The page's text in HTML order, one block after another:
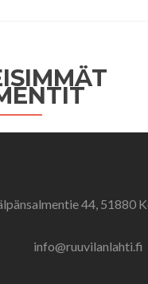
44, 51880
info@ruuvilanlahti.fi